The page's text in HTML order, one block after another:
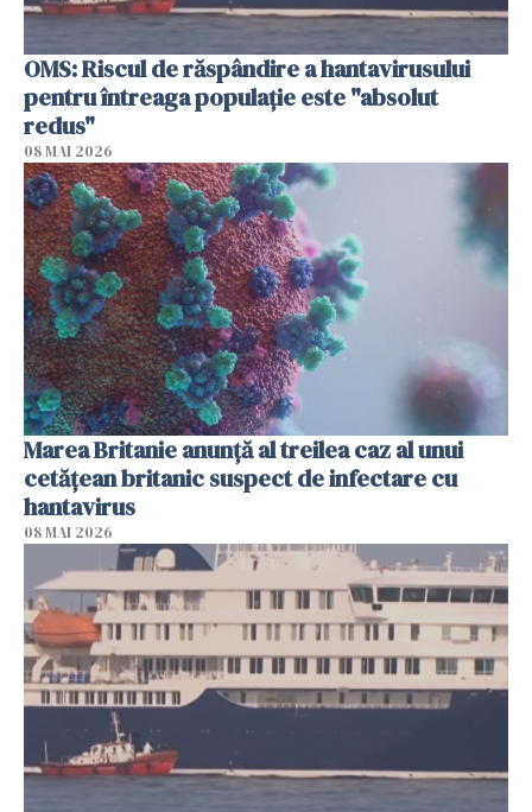
OMS: Riscul de răspândire a hantavirusului
pentru întreaga populaţie este "absolut
redus"
08 MAI 2026
Marea Britanie anunţă al treilea caz al unui
cetăţean britanic suspect de infectare cu
hantavirus
08 MAI 2026